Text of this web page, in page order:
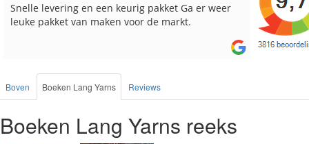
Reeds meerdere keren breigaren en breinaalden
besteld, altijd heel tevreden over de service.
Snelle
Boven Boeken Lang Yarns Reviews
Boeken Lang Yarns reeks